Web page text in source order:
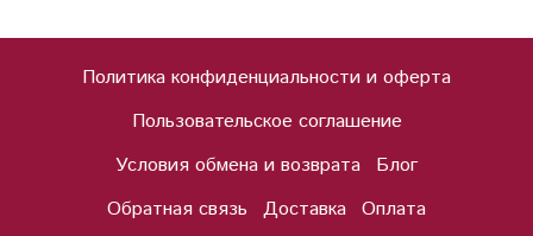
Политика конфиденциальности и оферта
Пользовательское соглашение
Условия обмена и возврата
Блог
Обратная связь
Доставка Оплата